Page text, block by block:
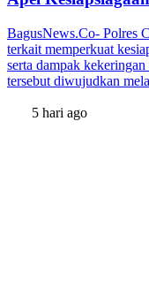
BagusNews.Co- Polres
terkait memperkuat
serta dampak
tersebut diwujudkan
5 hari ago